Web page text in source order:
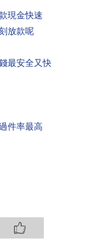
現金快速
放款呢
最安全又快
件率最高